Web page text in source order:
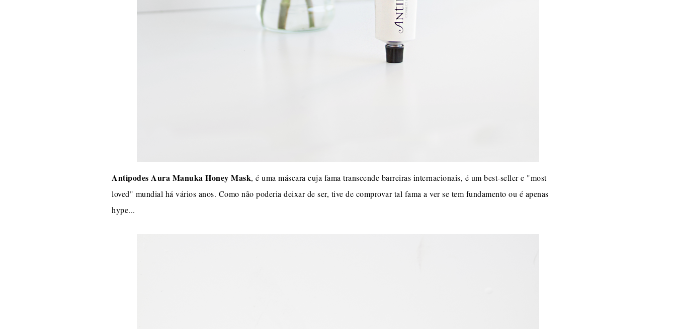
Antipodes Aura Manuka Honey Mask, é uma máscara cuja fama transcende barreiras internacionais, é um best-seller e "most
loved" mundial há vários anos. Como não poderia deixar de ser, tive de comprovar tal fama a ver se tem fundamento ou é apenas
hype...